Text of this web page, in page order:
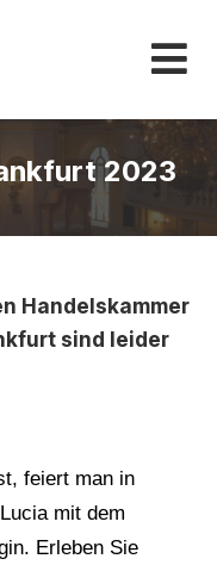
2023
Handelskammer
sind leider
feiert man in
mit dem
Erleben Sie